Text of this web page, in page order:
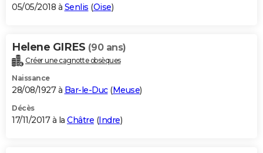
05/05/2018 à Senlis (Oise)
Helene GIRES (90 ans)
Créer une cagnotte obsèques
Naissance
28/08/1927 à Bar-le-Duc(Meuse)
Décès
17/11/2017 à la Châtre (Indre)